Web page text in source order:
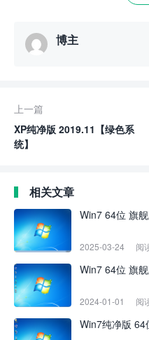
博主
上一篇
XP纯净版 2019.11【绿色系
统】
相关文章
Win7 64位 旗
2025-03-24 阅
Win7 64位 旗
2024-01-01 阅
Win7纯净版 64